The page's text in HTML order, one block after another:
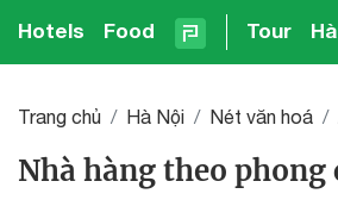
Hotels Food Tour
Trang chủ Hà Nội Nét văn hoá
Nhà hàng theo phong